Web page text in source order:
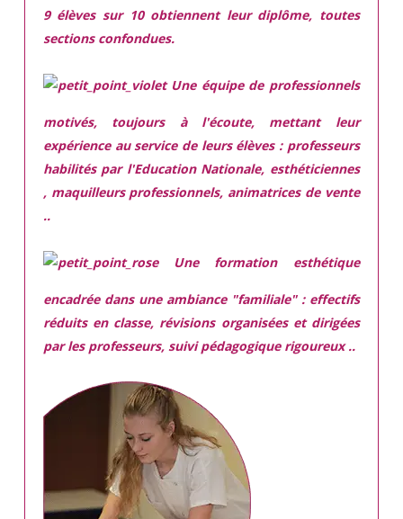
9 élèves sur 10 obtiennent leur diplôme, toutes
sections confondues.
Une équipe de professionnels
motivés,toujours à l'écoute, mettant leur
expérience au service de leurs élèves : professeurs
habilités par l'Education Nationale, esthéticiennes
, maquilleurs professionnels, animatrices de vente
..
Une formation esthétique
encadrée dans une ambiance "familiale" : effectifs
réduits en classe, révisions organisées et dirigées
par les professeurs, suivi pédagogique rigoureux ..